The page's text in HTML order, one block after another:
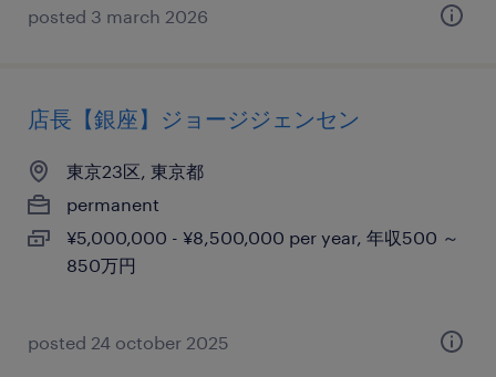
posted 3 march 2026
店長【銀座】ジョージジェンセン
東京23区, 東京都
permanent
¥5,000,000 - ¥8,500,000 per year, 年収500 ～
850万円
posted 24 october 2025